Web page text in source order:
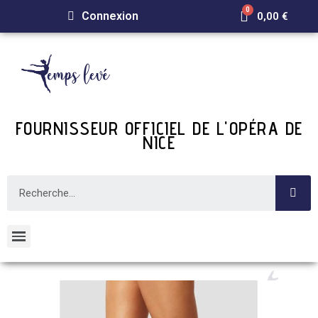
Connexion 0,00 €
FOURNISSEUR OFFICIEL DE L'OPÉRA DE
NICE